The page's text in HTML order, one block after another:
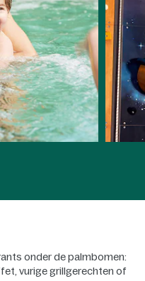
onder de palmbomen:
vurige grillgerechten of